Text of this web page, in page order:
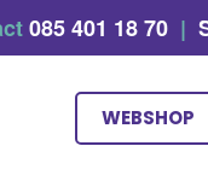
085 401 18 70 |
WEBSHOP